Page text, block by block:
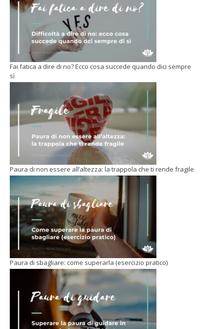
Fai fatica a dire di no? Ecco cosa succede quando dici sempre
sì
Paura di non essere all’altezza: la trappola che ti rende fragile
Paura di sbagliare: come superarla (esercizio pratico)